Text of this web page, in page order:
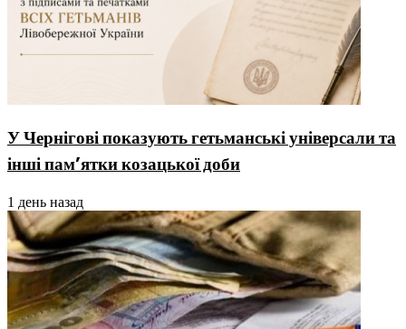
У Чернігові показують гетьманські універсали та
інші пам’ятки козацької доби
1 день назад